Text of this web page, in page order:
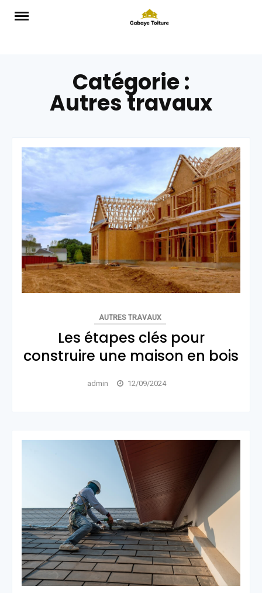
Catégorie :
Autres travaux
AUTRES TRAVAUX
Les étapes clés pour
construire une maison en bois
admin 12/09/2024